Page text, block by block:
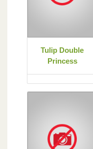
Tulip Double
Princess